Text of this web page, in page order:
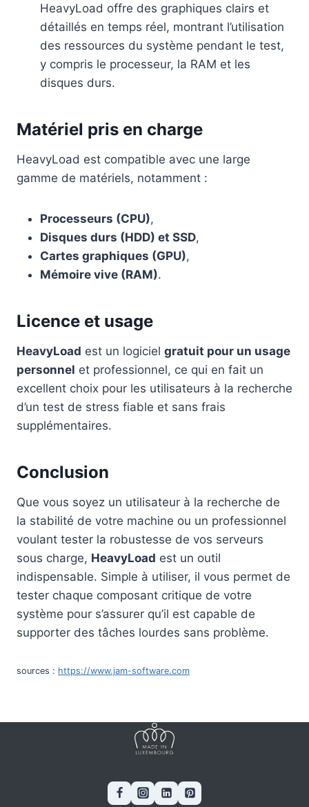
HeavyLoad offre des graphiques clairs et
détaillés en temps réel, montrant l’utilisation
des ressources du système pendant le test,
y compris le processeur, la RAM et les
disques durs.
Matériel pris en charge
HeavyLoad est compatible avec une large
gamme de matériels, notamment :
Processeurs (CPU),
Disques durs (HDD) et SSD,
Cartes graphiques (GPU),
Mémoire vive (RAM).
Licence et usage
HeavyLoad est un logiciel gratuit pour un usage
personnel et professionnel, ce qui en fait un
excellent choix pour les utilisateurs à la recherche
d’un test de stress fiable et sans frais
supplémentaires.
Conclusion
Que vous soyez un utilisateur à la recherche de
la stabilité de votre machine ou un professionnel
voulant tester la robustesse de vos serveurs
sous charge, HeavyLoad est un outil
indispensable. Simple à utiliser, il vous permet de
tester chaque composant critique de votre
système pour s’assurer qu’il est capable de
supporter des tâches lourdes sans problème.
sources : https://www.jam-software.com